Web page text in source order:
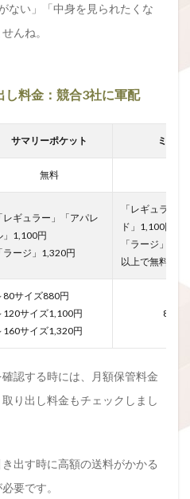
ない」「中身を見られたくな
んね。
料金：競合3社に軍配
サマリーポケット ミニク
無料
「レギュラー」「アパレ
」1,100円
「ラージ」1,320円
「レギュラー
ド」1,100円
「ラージ」
以上で無料
80サイズ880円
120サイズ1,100円
160サイズ1,320円
880円
認する時には、月額保管料金
り出し料金もチェックしまし
出す時に高額の送料がかかる
要です。